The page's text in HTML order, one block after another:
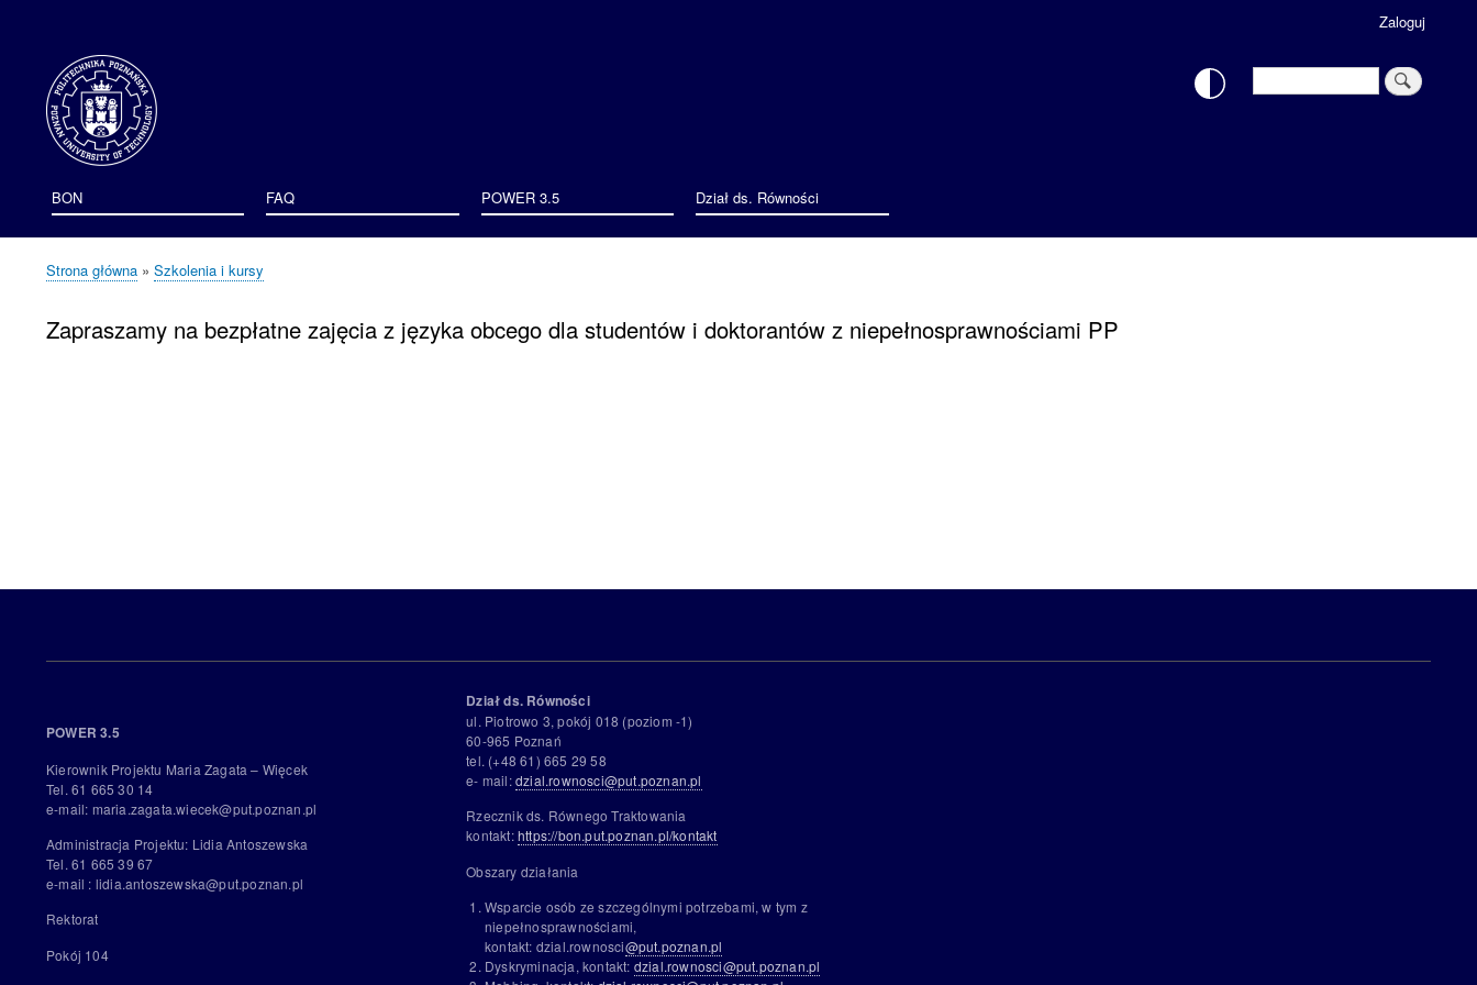
account
menu
Zaloguj
Search
Search
BON FAQ POWER 3.5 Dział ds. Równości
Ścieżka
Strona główna Szkolenia i kursy
Zapraszamy na bezpłatne zajęcia z języka obcego dla studentów i doktorantów z niepełnosprawnościami PP
POWER 3.5
Kierownik Projektu Maria Zagata – Więcek
Tel. 61 665 30 14
e-mail: maria.zagata.wiecek@put.poznan.pl
Administracja Projektu: Lidia Antoszewska
Tel. 61 665 39 67
e-mail : lidia.antoszewska@put.poznan.pl
Rektorat
Pokój 104
Dział ds. Równości
ul. Piotrowo 3, pokój 018 (poziom -1)
60-965 Poznań
tel. (+48 61) 665 29 58
e- mail:dzial.rownosci@put.poznan.pl
Rzecznik ds. Równego Traktowania
kontakt:https://bon.put.poznan.pl/kontakt
Obszary działania
Wsparcie osób ze szczególnymi potrzebami, w tym z
niepełnosprawnościami,
kontakt: dzial.rownosci@put.poznan.pl
Dyskryminacja, kontakt: dzial.rownosci@put.poznan.pl